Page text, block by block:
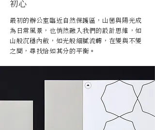
​初心
最初的辦公室臨近自然保護區，山巒與陽光成
為日常風景，也悄然融入我們的設計思維，如
山般沉穩內斂，如光般細膩流轉，在變與不變
之間，尋找恰如其分的平衡。